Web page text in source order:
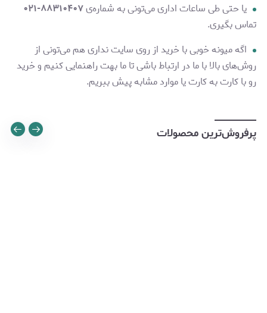
یا حتی طی ساعات اداری می‌تونی به شماره‌ی۸۸۳۱۰۴۰۷-۰۲۱
تماس بگیری.
اگه میونه خوبی با خرید از روی سایت نداری هم می‌تونی از
روش‌های بالا با ما در ارتباط باشی تا ما بهت راهنمایی کنیم و خرید
رو با کارت به کارت یا موارد مشابه پیش ببریم.
پرفروش‌ترین محصولات